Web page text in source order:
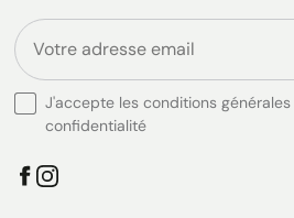
J'accepte les conditions
confidentialité